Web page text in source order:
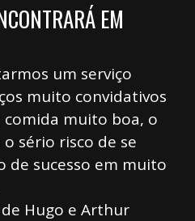
EM
um serviço
muito convidativos
comida muito boa, o
sério risco de se
de sucesso em muito
Hugo e Arthur